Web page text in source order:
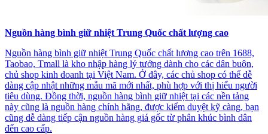
Nguồn hàng bình giữ nhiệt Trung Quốc chất lượng cao
Nguồn hàng bình giữ nhiệt Trung Quốc chất lượng cao trên 1688,
Taobao, Tmall là kho nhập hàng lý tưởng dành cho các dân buôn,
chủ shop kinh doanh tại Việt Nam. Ở đây, các chủ shop có thể dễ
dàng cập nhật những mẫu mã mới nhất, phù hợp với thị hiếu người
tiêu dùng. Đồng thời, nguồn hàng bình giữ nhiệt tại các nền tảng
này cũng là nguồn hàng chính hãng, được kiểm duyệt kỹ càng, bạn
cũng dễ dàng tiếp cận nguồn hàng giá gốc từ phân khúc bình dân
đến cao cấp.